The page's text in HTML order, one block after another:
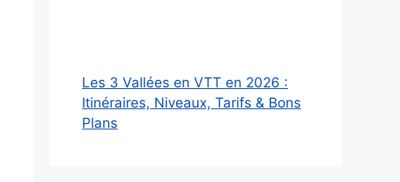
Les 3 Vallées en VTT en 2026 :
Itinéraires, Niveaux, Tarifs & Bons
Plans